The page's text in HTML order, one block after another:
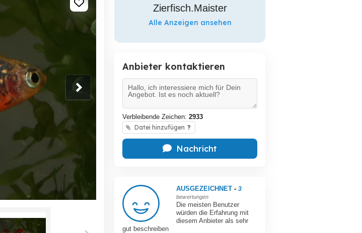
Zierfisch.Maister
Alle Anzeigen ansehen
Anbieter kontaktieren
Verbleibende Zeichen: 2933
Datei hinzufügen ?
Nachricht
AUSGEZEICHNET- 3
bewertungen
Die meisten Benutzer
würden die Erfahrung mit
diesem Anbieter als sehr
gut beschreiben